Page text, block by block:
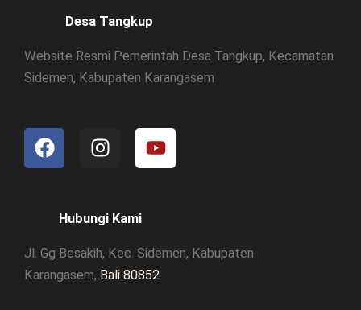
Desa Tangkup
Website Resmi Pemerintah Desa Tangkup, Kecamatan
Sidemen, Kabupaten Karangasem
F
a
o
k
I
n
a
r
a
Y
o
e
Hubungi Kami
Jl. Gg Besakih, Kec. Sidemen, Kabupaten
Karangasem, Bali 80852